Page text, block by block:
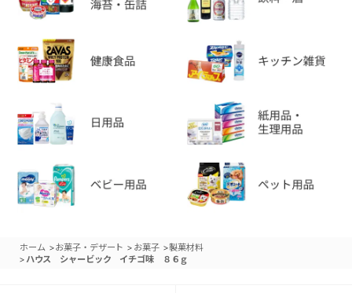
ホーム >お菓子・デザート > お菓子 >製菓材料
> ハウス シャービック イチゴ味 ８６ｇ